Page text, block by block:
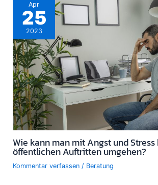
Apr
25
2023
Wie kann man mit Angst und Stress
öffentlichen Auftritten umgehen?
Kommentar verfassen / Beratung